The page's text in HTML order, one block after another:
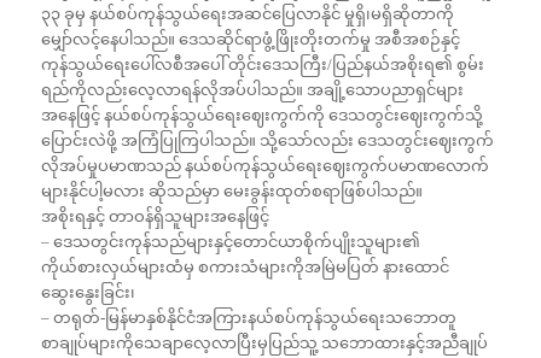
၃၃ ခုမှ နယ်စပ်ကုန်သွယ်ရေးအဆင်ပြေလာနိုင် မှုရှိ၊မရှိဆိုတာကို
မျှော်လင့်နေပါသည်။ ဒေသဆိုင်ရာဖွံ့ဖြိုးတိုးတက်မှု အစီအစဉ်နှင့်
ကုန်သွယ်ရေးပေါ်လစီအပေါ် တိုင်းဒေသကြီး/ပြည်နယ်အစိုးရ၏ စွမ်း
ရည်ကိုလည်းလေ့လာရန်လိုအပ်ပါသည်။ အချို့သောပညာရှင်များ
အနေဖြင့် နယ်စပ်ကုန်သွယ်ရေးဈေးကွက်ကို ဒေသတွင်းဈေးကွက်သို့
ပြောင်းလဲဖို့ အကြံပြုကြပါသည်။ သို့သော်လည်း ဒေသတွင်းဈေးကွက်
လိုအပ်မှုပမာဏသည် နယ်စပ်ကုန်သွယ်ရေးဈေးကွက်ပမာဏလောက်
များနိုင်ပါ့မလား ဆိုသည်မှာ မေးခွန်းထုတ်စရာဖြစ်ပါသည်။
အစိုးရနှင့် တာဝန်ရှိသူများအနေဖြင့်
– ဒေသတွင်းကုန်သည်များနှင့်တောင်ယာစိုက်ပျိုးသူများ၏
ကိုယ်စားလှယ်များထံမှ စကားသံများကိုအမြဲမပြတ် နားထောင်
ဆွေးနွေးခြင်း၊
– တရုတ်-မြန်မာနှစ်နိုင်ငံအကြားနယ်စပ်ကုန်သွယ်ရေးသဘောတူ
စာချုပ်များကိုသေချာလေ့လာပြီးမှပြည်သူ့ သဘောထားနှင့်အညီချုပ်